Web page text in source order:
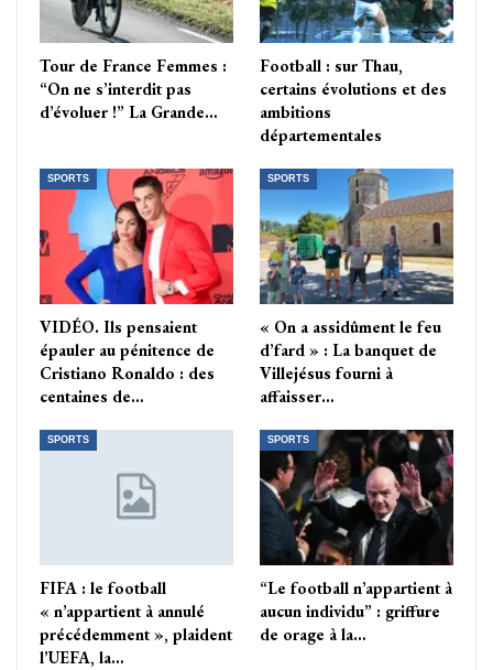
Tour de France Femmes :
“On ne s’interdit pas
d’évoluer !” La Grande…
Football : sur Thau,
certains évolutions et des
ambitions
départementales
SPORTS
VIDÉO. Ils pensaient
épauler au pénitence de
Cristiano Ronaldo : des
centaines de…
SPORTS
« On a assidûment le feu
d’fard » : La banquet de
Villejésus fourni à
affaisser…
SPORTS
FIFA : le football
« n’appartient à annulé
précédemment », plaident
l’UEFA, la…
SPORTS
“Le football n’appartient à
aucun individu” : griffure
de orage à la…